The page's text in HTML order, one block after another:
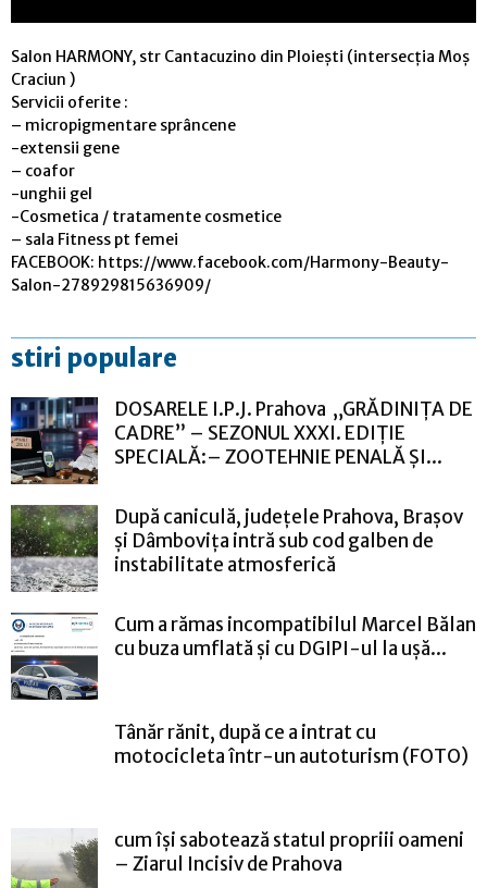
Salon HARMONY, str Cantacuzino din Ploiești (intersecția Moș
Craciun )
Servicii oferite :
– micropigmentare sprâncene
-extensii gene
– coafor
-unghii gel
-Cosmetica / tratamente cosmetice
– sala Fitness pt femei
FACEBOOK: https://www.facebook.com/Harmony-Beauty-
Salon-278929815636909/
stiri populare
DOSARELE I.P.J. Prahova „GRĂDINIȚA DE
CADRE” – SEZONUL XXXI. EDIȚIE
SPECIALĂ:– ZOOTEHNIE PENALĂ ȘI...
După caniculă, județele Prahova, Brașov
și Dâmbovița intră sub cod galben de
instabilitate atmosferică
Cum a rămas incompatibilul Marcel Bălan
cu buza umflată și cu DGIPI-ul la ușă...
Tânăr rănit, după ce a intrat cu
motocicleta într-un autoturism (FOTO)
cum își sabotează statul propriii oameni
– Ziarul Incisiv de Prahova